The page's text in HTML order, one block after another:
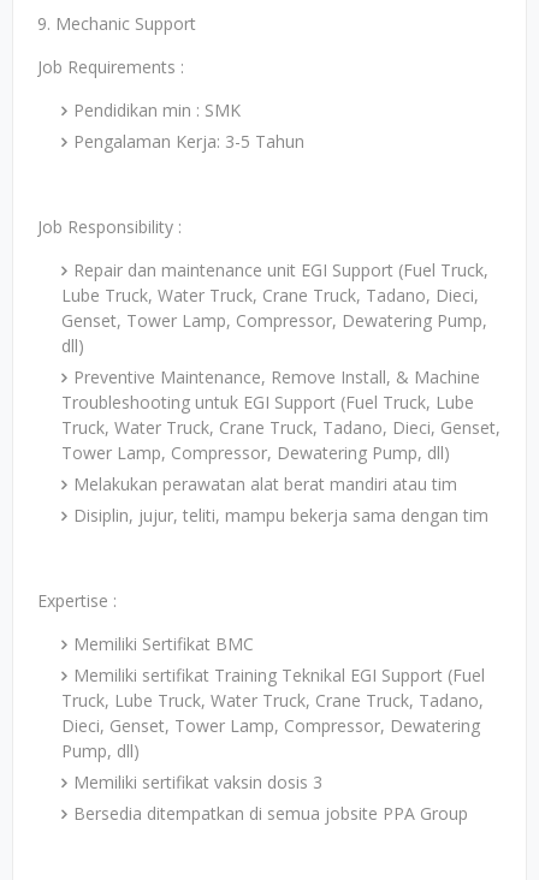
9. Mechanic Support
Job Requirements :
Pendidikan min : SMK
Pengalaman Kerja: 3-5 Tahun
Job Responsibility :
Repair dan maintenance unit EGI Support (Fuel Truck,
Lube Truck, Water Truck, Crane Truck, Tadano, Dieci,
Genset, Tower Lamp, Compressor, Dewatering Pump,
dll)
Preventive Maintenance, Remove Install, & Machine
Troubleshooting untuk EGI Support (Fuel Truck, Lube
Truck, Water Truck, Crane Truck, Tadano, Dieci, Genset,
Tower Lamp, Compressor, Dewatering Pump, dll)
Melakukan perawatan alat berat mandiri atau tim
Disiplin, jujur, teliti, mampu bekerja sama dengan tim
Expertise :
Memiliki Sertifikat BMC
Memiliki sertifikat Training Teknikal EGI Support (Fuel
Truck, Lube Truck, Water Truck, Crane Truck, Tadano,
Dieci, Genset, Tower Lamp, Compressor, Dewatering
Pump, dll)
Memiliki sertifikat vaksin dosis 3
Bersedia ditempatkan di semua jobsite PPA Group